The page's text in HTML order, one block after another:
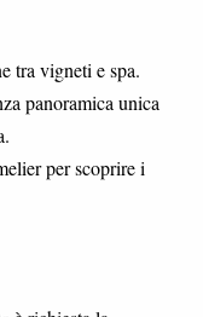
tra vigneti e spa.
panoramica unica
per scoprire i